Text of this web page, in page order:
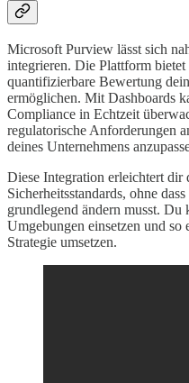
Microsoft Purview lässt sich
integrieren. Die Plattform
quantifizierbare Bewertung
ermöglichen. Mit Dashboards
Compliance in Echtzeit
regulatorische Anforderungen
deines Unternehmens
Diese Integration erleichtert dir
Sicherheitsstandards, ohne
grundlegend ändern musst.
Umgebungen einsetzen und
Strategie umsetzen.